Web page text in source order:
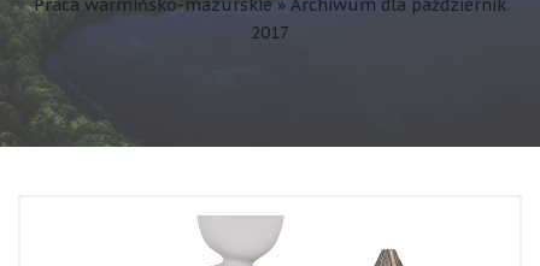
Praca warmińsko-mazurskie»Archiwum dla październik
2017